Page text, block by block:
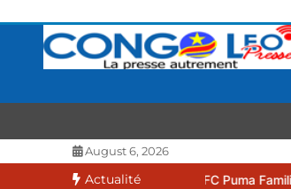
contenu
CONGOLEO
La presse autrement
August 6, 2026
Actualité
EUFBUK : le FC Puma Familia clôture la